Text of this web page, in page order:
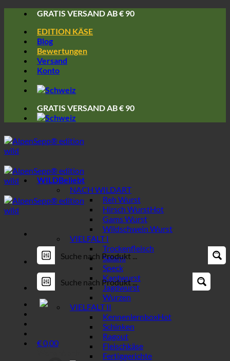
content
GRATIS VERSAND AB € 90
EDITION KÄSE
Blog
Bewertungen
Versand
Konto
GRATIS VERSAND AB € 90
€0,00
WILD
NACH WILDART
Reh Wurst
Hirsch Wurst
Gams Wurst
Wildschwein Wurst
VIELFALT I
Trockenfleisch
Salami
Speck
Kantwurst
Jagdwurst
Wurzen
VIELFALT II
Kennenlernbox
Schinken
Ragout
Fleischkäse
Fertiggerichte